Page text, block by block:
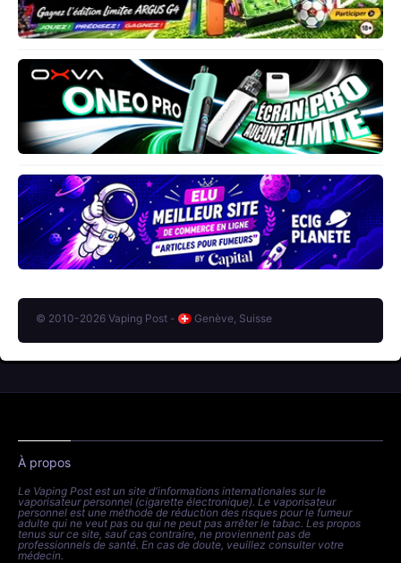
© 2010-2026 Vaping Post - Genève, Suisse
À propos
Le Vaping Post est un site d'informations internationales sur le
vaporisateur personnel (cigarette électronique). Le vaporisateur
personnel est une méthode de réduction des risques pour le fumeur
adulte qui ne veut pas ou qui ne peut pas arrêter le tabac. Les propos
tenus sur ce site, sauf cas contraire, ne proviennent pas de
professionnels de santé. En cas de doute, veuillez consulter votre
médecin.